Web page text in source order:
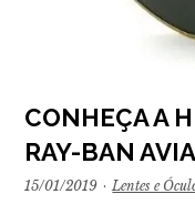
CONHEÇA A
RAY-BAN
15/01/2019 · Lentes e